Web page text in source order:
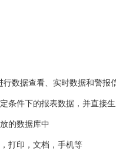
数据查看、实时数据和警报
条件下的报表数据，并直接
开放的数据库中
打印，文档，手机等